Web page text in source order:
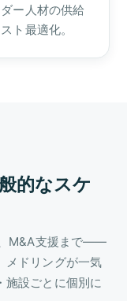
ダー人材の供給
ト最適化。
的なスケ
M&A支援まで——
メドリングが一気
施設ごとに個別に